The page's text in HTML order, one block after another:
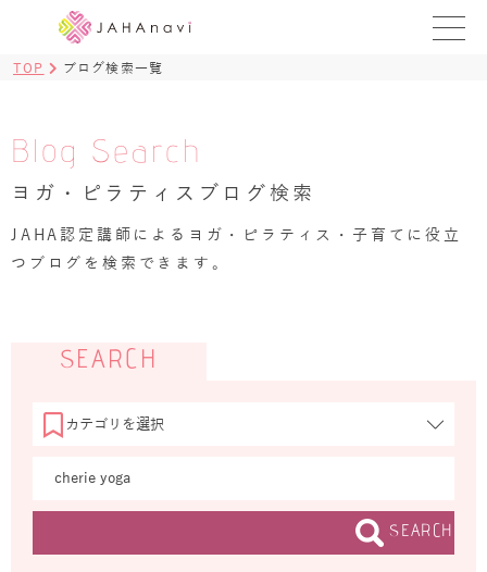
BLOG
ヨガ資格講座 ›
TOP ブログ検索一覧
Blog Search
ヨガ・ピラティスブログ検索
JAHA認定講師によるヨガ・ピラティス・子育てに役立
つブログを検索できます。
SEARCH
SEARCH